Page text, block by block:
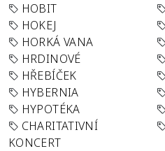
HOBIT
HOKEJ
HORKÁ VANA
HRDINOVÉ
HŘEBÍČEK
HYBERNIA
HYPOTÉKA
CHARITATIVNÍ
KONCERT